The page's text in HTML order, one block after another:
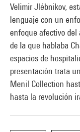
Velimir Jlébnikov,
lenguaje con un
enfoque afectivo del
de la que hablaba
espacios de
presentación trata
Menil Collection
hasta la revolución